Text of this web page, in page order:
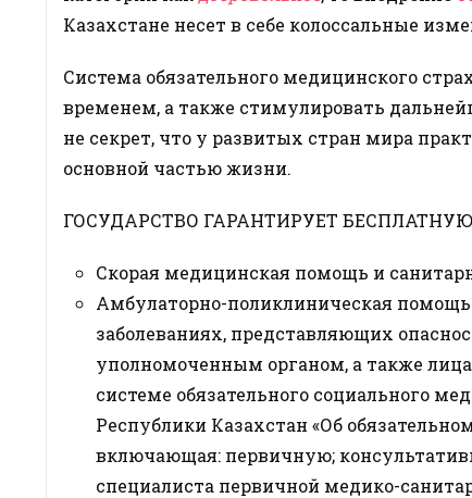
Казахстане несет в себе колоссальные
Система обязательного медицинского
временем, а также стимулировать
не секрет, что у развитых стран мира
основной частью жизни.
ГОСУДАРСТВО ГАРАНТИРУЕТ
Скорая медицинская помощь и
Амбулаторно-поликлиническая
заболеваниях, представляющих
уполномоченным органом, а также
системе обязательного социального
Республики Казахстан «Об
включающая: первичную;
специалиста первичной медико-